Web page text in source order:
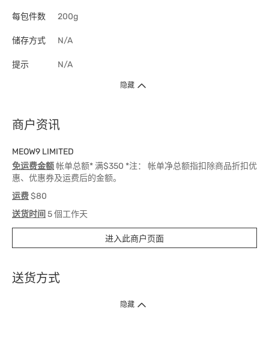
每包件数 200g
储存方式 N/A
提示 N/A
隐藏
商户资讯
MEOW9 LIMITED
免运费金额帐单总额* 满$350 *注： 帐单净总额指扣除商品折扣优
惠、优惠券及运费后的金额。
运费$80
送货时间 5 個工作天
进入此商户页面
送货方式
1. 送货到府（受卫生署条例规管产品除外 ）
隐藏